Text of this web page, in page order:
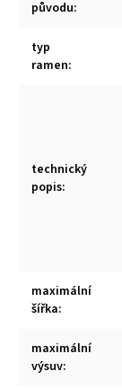
původu:
typ
ramen:
technický
popis:
maximální
šířka:
maximální
výsuv: